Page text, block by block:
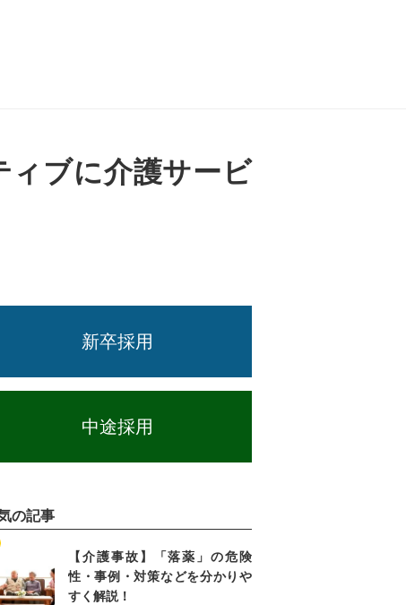
ィブに介護サービ
新卒採用
中途採用
の記事
【介護事故】「落薬」の危険
性・事例・対策などを分かりや
すく解説！